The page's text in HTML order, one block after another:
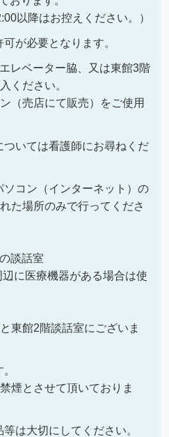
以降はお控えください。）
が必要となります。
レベーター脇、又は東館3階
ください。
（売店にて販売）をご使用
いては看護師にお尋ねくだ
コン（インターネット）の
た場所のみで行ってくださ
談話室
辺に医療機器がある場合は使
東館2階談話室にございま
煙とさせて頂いておりま
は大切にしてください。